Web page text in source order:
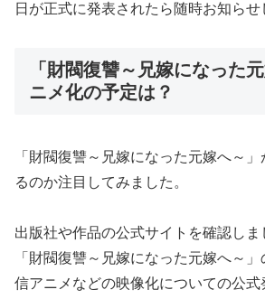
日が正式に発表されたら随時お知らせ
「財閥復讐～兄嫁になった
ニメ化の予定は？
「財閥復讐～兄嫁になった元嫁へ～
るのか注目してみました。
出版社や作品の公式サイトを確認し
「財閥復讐～兄嫁になった元嫁へ～
信アニメなどの映像化についての公式